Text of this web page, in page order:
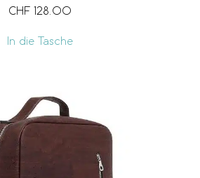
CHF 128.00
In die Tasche